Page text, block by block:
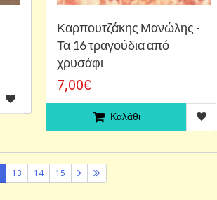
Καρπουτζάκης Μανώλης -
Τα 16 τραγούδια από
χρυσάφι
7,00€
Καλάθι
13 14 15